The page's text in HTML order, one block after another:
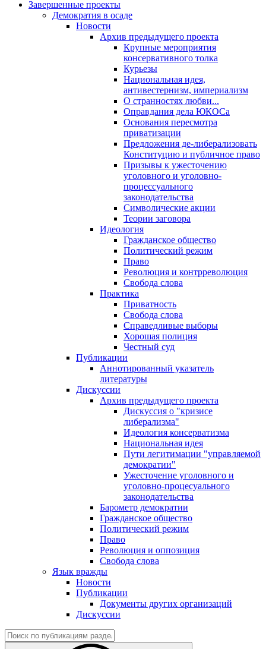
Завершенные проекты
Демократия в осаде
Новости
Архив предыдущего проекта
Крупные мероприятия
консервативного толка
Курьезы
Национальная идея,
антивестернизм, империализм
О странностях любви...
Оправдания дела ЮКОСа
Основания пересмотра
приватизации
Предложения де-либерализовать
Конституцию и публичное право
Призывы к ужесточению
уголовного и уголовно-
процессуального
законодательства
Символические акции
Теории заговора
Идеология
Гражданское общество
Политический режим
Право
Революция и контрреволюция
Свобода слова
Практика
Приватность
Свобода слова
Справедливые выборы
Хорошая полиция
Честный суд
Публикации
Аннотированный указатель
литературы
Дискуссии
Архив предыдущего проекта
Дискуссия о "кризисе
либерализма"
Идеология консерватизма
Национальная идея
Пути легитимации "управляемой
демократии"
Ужесточение уголовного и
уголовно-процесуального
законодательства
Барометр демократии
Гражданское общество
Политический режим
Право
Революция и оппозиция
Свобода слова
Язык вражды
Новости
Публикации
Документы других организаций
Дискуссии